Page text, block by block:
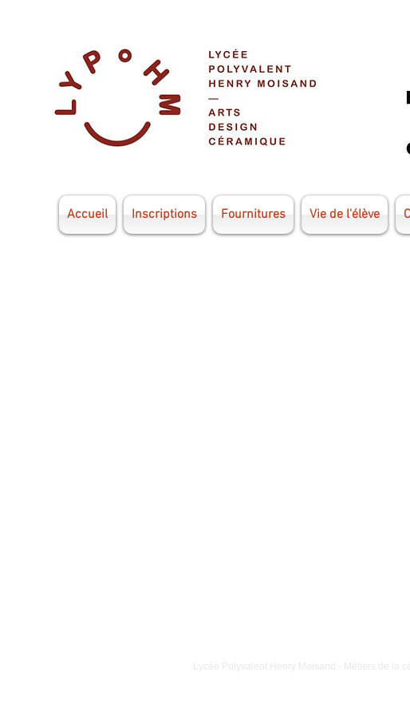
Accueil Inscriptions Fournitures Vie de l'élève
Lycée Polyvalent Henry Moisand - Métiers de la